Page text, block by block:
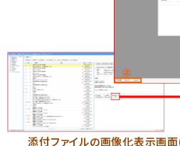
添付ファイルの画像化表示画